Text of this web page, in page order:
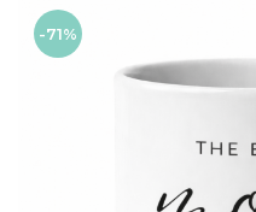
-71%